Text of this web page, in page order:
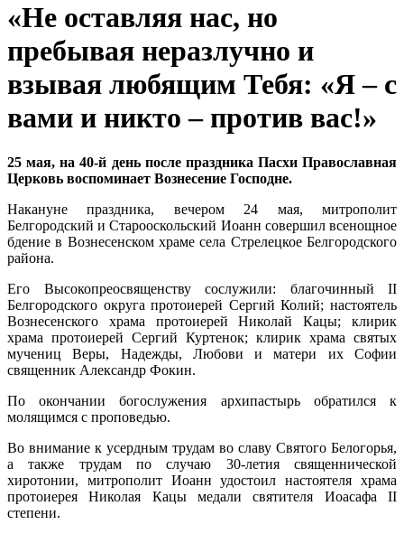
«Не оставляя нас, но
пребывая неразлучно и
взывая любящим Тебя: «Я – с
вами и никто – против вас!»
25 мая, на 40-й день после праздника Пасхи Православная
Церковь воспоминает Вознесение Господне.
Накануне праздника, вечером 24 мая, митрополит
Белгородский и Старооскольский Иоанн совершил всенощное
бдение в Вознесенском храме села Стрелецкое Белгородского
района.
Его Высокопреосвященству сослужили: благочинный II
Белгородского округа протоиерей Сергий Колий; настоятель
Вознесенского храма протоиерей Николай Кацы; клирик
храма протоиерей Сергий Куртенок; клирик храма святых
мучениц Веры, Надежды, Любови и матери их Софии
священник Александр Фокин.
По окончании богослужения архипастырь обратился к
молящимся с проповедью.
Во внимание к усердным трудам во славу Святого Белогорья,
а также трудам по случаю 30-летия священнической
хиротонии, митрополит Иоанн удостоил настоятеля храма
протоиерея Николая Кацы медали святителя Иоасафа II
степени.